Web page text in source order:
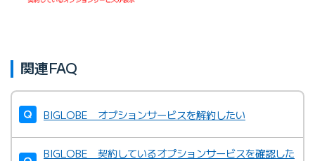
関連FAQ
BIGLOBE オプションサービスを解約したい
BIGLOBE 契約しているオプションサービスを確認した